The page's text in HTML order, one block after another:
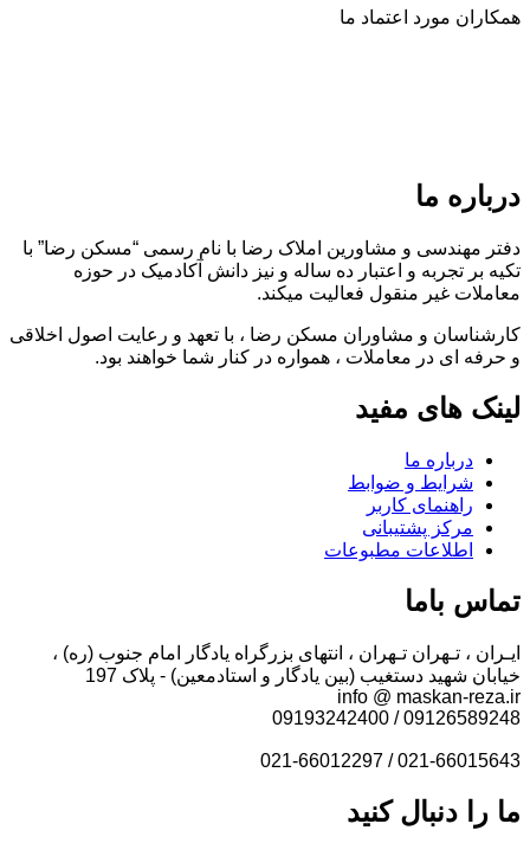
همکاران مورد اعتماد ما
درباره ما
دفتر مهندسی و مشاورین املاک رضا با نام رسمی “مسکن رضا” با
تکیه بر تجربه و اعتبار ده ساله و نیز دانش آکادمیک در حوزه
معاملات غیر منقول فعالیت میکند.
کارشناسان و مشاوران مسکن رضا ، با تعهد و رعایت اصول اخلاقی
و حرفه ای در معاملات ، همواره در کنار شما خواهند بود.
لینک های مفید
درباره ما
شرایط و ضوابط
راهنمای کاربر
مرکز پشتیبانی
اطلاعات مطبوعات
تماس باما
ایـران ، تـهران تـهران ، انتهای بزرگراه یادگار امام جنوب (ره) ،
خیابان شهید دستغیب (بین یادگار و استادمعین) - پلاک 197
info @ maskan-reza.ir
09126589248 / 09193242400
021-66015643 / 021-66012297
ما را دنبال کنید